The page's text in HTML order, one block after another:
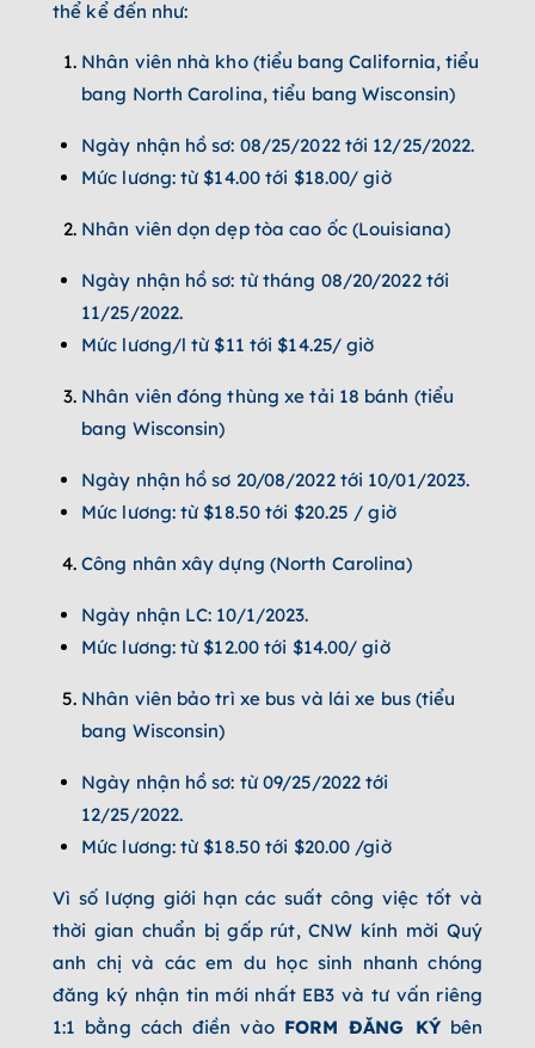
thể kể đến như:
Nhân viên nhà kho (tiểu bang California, tiểu
bang North Carolina, tiểu bang Wisconsin)
Ngày nhận hồ sơ: 08/25/2022 tới 12/25/2022.
Mức lương: từ $14.00 tới $18.00/ giờ
Nhân viên dọn dẹp tòa cao ốc (Louisiana)
Ngày nhận hồ sơ: từ tháng 08/20/2022 tới
11/25/2022.
Mức lương/l từ $11 tới $14.25/ giờ
Nhân viên đóng thùng xe tải 18 bánh (tiểu
bang Wisconsin)
Ngày nhận hồ sơ 20/08/2022 tới 10/01/2023.
Mức lương: từ $18.50 tới $20.25 / giờ
Công nhân xây dựng (North Carolina)
Ngày nhận LC: 10/1/2023.
Mức lương: từ $12.00 tới $14.00/ giờ
Nhân viên bảo trì xe bus và lái xe bus (tiểu
bang Wisconsin)
Ngày nhận hồ sơ: từ 09/25/2022 tới
12/25/2022.
Mức lương: từ $18.50 tới $20.00 /giờ
Vì số lượng giới hạn các suất công việc tốt và
thời gian chuẩn bị gấp rút, CNW kính mời Quý
anh chị và các em du học sinh nhanh chóng
đăng ký nhận tin mới nhất EB3 và tư vấn riêng
1:1 bằng cách điền vào FORM ĐĂNG KÝbên